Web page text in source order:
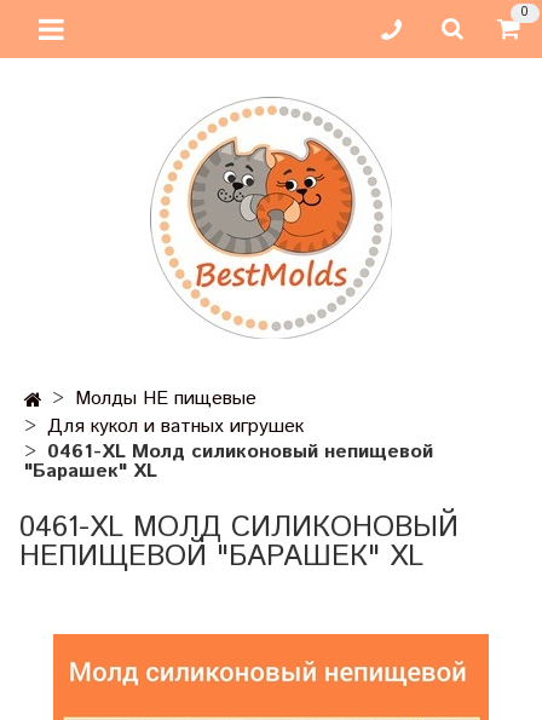
0
Молды НЕ пищевые
Для кукол и ватных игрушек
0461-XL Молд силиконовый непищевой
"Барашек" XL
0461-XL МОЛД СИЛИКОНОВЫЙ
НЕПИЩЕВОЙ "БАРАШЕК" XL